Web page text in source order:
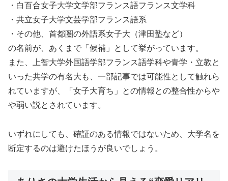
・白百合女子大学文学部フランス語フランス文学科
・共立女子大学文芸学部フランス語系
・その他、首都圏の外語系女子大（津田塾など）
の名前が、あくまで「候補」として挙がっています。
また、上智大学外国語学部フランス語学科や青学・立教と
いった共学の有名大も、一部記事では可能性として触れら
れていますが、「女子大育ち」との情報との整合性からや
や弱い説とされています。
いずれにしても、確証のある情報ではないため、大学名を
断定するのは避けたほうが良いでしょう。